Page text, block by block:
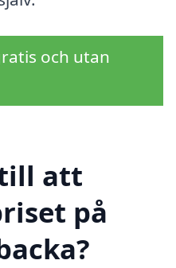
och utan
att
på